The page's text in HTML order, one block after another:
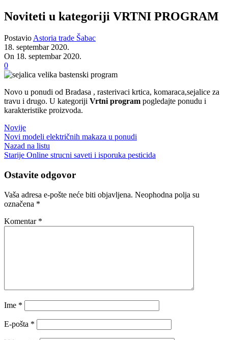
Noviteti u kategoriji VRTNI PROGRAM
Postavio Astoria trade Šabac
18. septembar 2020.
On 18. septembar 2020.
0
Novo u ponudi od Bradasa , rasterivaci krtica, komaraca,sejalice za
travu i drugo. U kategoriji Vrtni program pogledajte ponudu i
karakteristike proizvoda.
Novije
Novi modeli električnih makaza u ponudi
Nazad na listu
Starije Online strucni saveti i isporuka pesticida
Ostavite odgovor
Vaša adresa e-pošte neće biti objavljena. Neophodna polja su
označena *
Komentar *
Ime *
E-pošta *